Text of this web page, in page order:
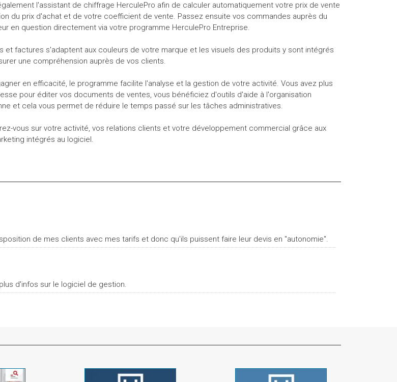
l'assistant de chiffrage HerculePro afin de calculer automatiquement votre prix de vente
du prix d'achat et de votre coefficient de vente. Passez ensuite vos commandes auprès du
en question directement via votre programme HerculePro Entreprise.
et factures s'adaptent aux couleurs de votre marque et les visuels des produits y sont intégrés
une compréhension auprès de vos clients.
en efficacité, le programme facilite l'analyse et la gestion de votre activité. Vous avez plus
pour éditer vos documents de ventes, vous bénéficiez d'outils d'aide à l'organisation
et cela vous permet de réduire le temps passé sur les tâches administratives.
vous sur votre activité, vos relations clients et votre développement commercial grâce aux
intégrés au logiciel.
de mes clients avec mes tarifs et donc qu'ils puissent faire leur devis en "autonomie".
d'infos sur le logiciel de gestion.